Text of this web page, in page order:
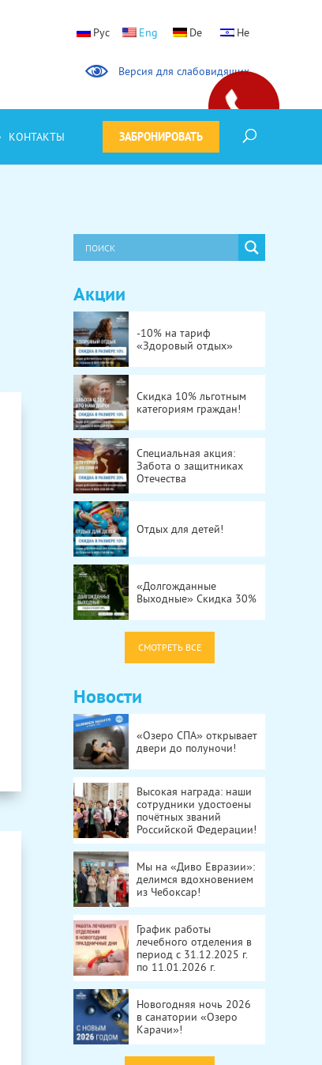
Версия для слабовидящих
КОНТАКТЫ ЗАБРОНИРОВАТЬ
Акции
-10% на тариф
«Здоровый отдых»
Скидка 10% льготным
категориям граждан!
Специальная акция:
Забота о защитниках
Отечества
Отдых для детей!
«Долгожданные
Выходные» Скидка 30%
СМОТРЕТЬ ВСЕ
Новости
«Озеро СПА» открывает
двери до полуночи!
Высокая награда: наши
сотрудники удостоены
почётных званий
Российской Федерации!
Мы на «Диво Евразии»:
делимся вдохновением
из Чебоксар!
График работы
лечебного отделения в
период с 31.12.2025 г.
по 11.01.2026 г.
Новогодняя ночь 2026
в санатории «Озеро
Карачи»!
Закажите
звонок!